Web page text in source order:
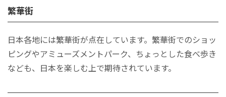
繁華街
日本各地には繁華街が点在しています。繁華街でのショッ
ピングやアミューズメントパーク、ちょっとした食べ歩き
なども、日本を楽しむ上で期待されています。